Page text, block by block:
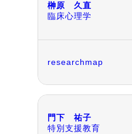
榊原 久直
臨床心理学
researchmap
門下 祐子
特別支援教育